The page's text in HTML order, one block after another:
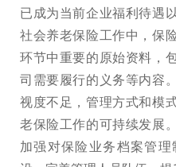
已成为当前企业福利待遇
社会养老保险工作中，保
环节中重要的原始资料，
司需要履行的义务等内容
视度不足，管理方式和模
老保险工作的可持续发展
加强对保险业务档案管